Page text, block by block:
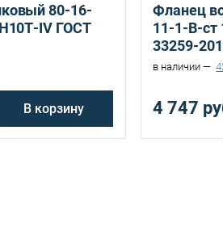
80-16-
IV ГОСТ
В корзину
Фланец
11-1-B-
33259-
в наличии —
4 747